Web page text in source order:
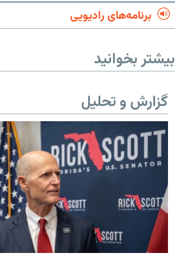
برنامه‌های رادیویی
بیشتر بخوانید
گزارش و تحلیل